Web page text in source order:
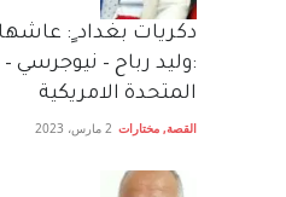
دكريات بغداد ٍ: عاشها
:وليد رباح – نيوجرسي –
المتحدة الامريكية
القصة, مختارات 2 مارس، 2023